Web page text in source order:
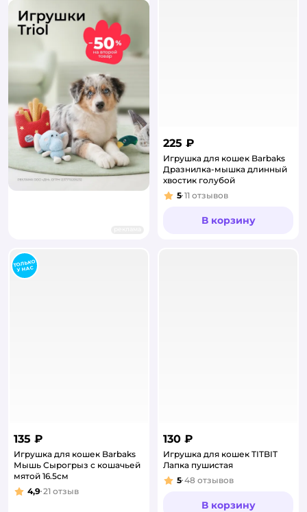
225 ₽
Игрушка для кошек Barbaks
Дразнилка-мышка длинный
хвостик голубой
Рейтинг:
5 11 отзывов
В корзину
135 ₽
Игрушка для кошек Barbaks
Мышь Сырогрыз с кошачьей
мятой 16.5см
Рейтинг:
4,9 21 отзыв
130 ₽
Игрушка для кошек TITBIT
Лапка пушистая
Рейтинг:
5 48 отзывов
В корзину